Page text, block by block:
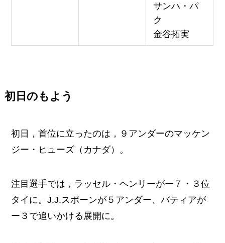
サンハ・パ
ク
金谷拓実
初日のもよう
初日，首位に立ったのは，９アンダーのマッケン
ジー・ヒューズ（カナダ）。
注目選手では，ラッセル・ヘンリーがー７・３位
タイに。J.J.スポーンが５アンダー、バティアが
ー３で追いかける展開に。